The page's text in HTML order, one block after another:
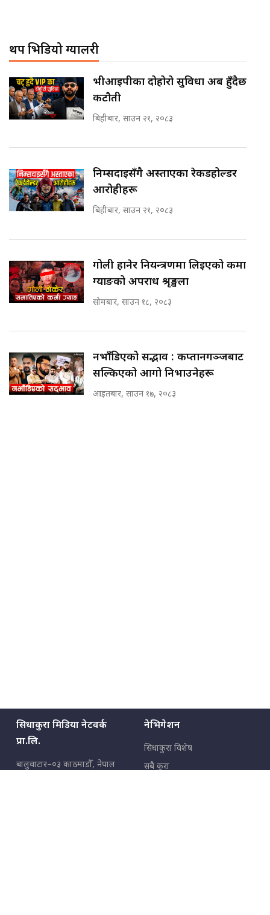
थप भिडियो ग्यालरी
भीआईपीका दोहोरो सुविधा अब हुँदैछ
कटौती
बिहीबार, साउन २१, २०८३
निम्सदाइसँगै अस्ताएका रेकर्डहोल्डर
आरोहीहरू
बिहीबार, साउन २१, २०८३
गोली हानेर नियन्त्रणमा लिइएको कर्मा
ग्याङको अपराध श्रृङ्खला
सोमबार, साउन १८, २०८३
नभाँडिएको सद्भाव : कप्तानगञ्जबाट
सल्किएको आगो निभाउनेहरू
आइतबार, साउन १७, २०८३
सिधाकुरा मिडिया नेटवर्क
प्रा.लि.
बालुवाटार–०३ काठमाडौँ, नेपाल
नेभिगेशन
सिधाकुरा विशेष
सबै कुरा